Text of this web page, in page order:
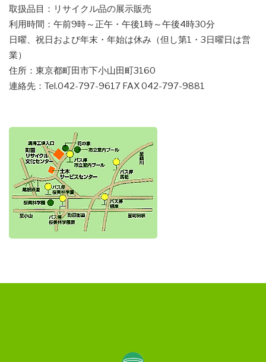
取扱品目：リサイクル品の展示販売
利用時間：午前9時～正午・午後1時～午後4時30分
日曜、祝日および年末・年始は休み（但し第1・3日曜日は営
業）
住所：東京都町田市下小山田町3160
連絡先：Tel.042-797-9617 FAX 042-797-9881